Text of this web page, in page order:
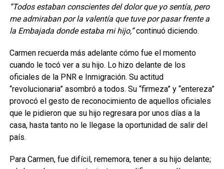
“Todos estaban conscientes del dolor que yo sentía, pero
me admiraban por la valentía que tuve por pasar frente a
la Embajada donde estaba mi hijo,”continuó diciendo.
Carmen recuerda más adelante cómo fue el momento
cuando le tocó ver a su hijo. Lo hizo delante de los
oficiales de la PNR e Inmigración. Su actitud
“revolucionaria” asombró a todos. Su “firmeza” y “entereza”
provocó el gesto de reconocimiento de aquellos oficiales
que le pidieron que su hijo regresara por unos días a la
casa, hasta tanto no le llegase la oportunidad de salir del
país.
Para Carmen, fue difícil, rememora, tener a su hijo delante;